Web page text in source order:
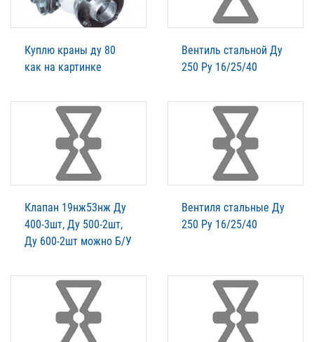
Куплю краны ду 80
как на картинке
Вентиль стальной Ду
250 Ру 16/25/40
Клапан 19нж53нж Ду
400-3шт, Ду 500-2шт,
Ду 600-2шт можно Б/У
Вентиля стальные Ду
250 Ру 16/25/40